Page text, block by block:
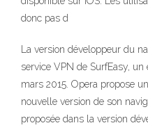
donc pas d
La version développeur du
service VPN de SurfEasy, un
mars 2015. Opera propose
nouvelle version de son
proposée dans la version